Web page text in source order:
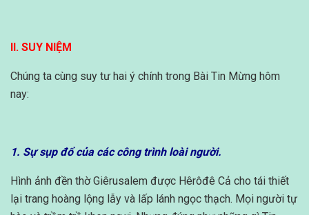
II. SUY NIỆM
Chúng ta cùng suy tư hai ý chính trong Bài Tin Mừng hôm
nay:
1. Sự sụp đổ của các công trình loài người.
Hình ảnh đền thờ Giêrusalem được Hêrôđê Cả cho tái thiết
lại trang hoàng lộng lẫy và lấp lánh ngọc thạch. Mọi người tự